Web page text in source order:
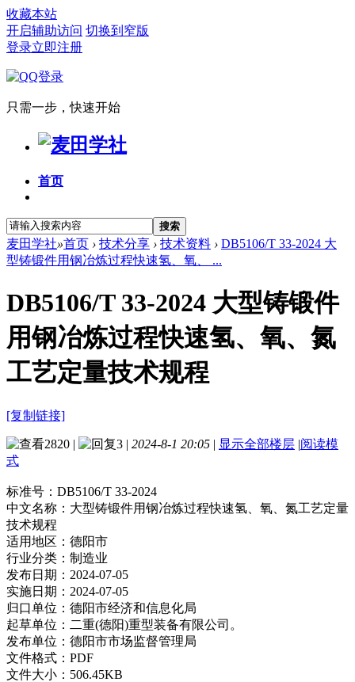
收藏本站
开启辅助访问 切换到窄版
登录立即注册
只需一步，快速开始
首页
搜索
麦田学社»首页 › 技术分享 › 技术资料 › DB5106/T 33-2024 大
型铸锻件用钢冶炼过程快速氢、氧、 ...
DB5106/T 33-2024 大型铸锻件
用钢冶炼过程快速氢、氧、氮
工艺定量技术规程
[复制链接]
2820 | 3 | 2024-8-1 20:05 | 显示全部楼层 |阅读模
式
标准号： DB5106/T 33-2024
中文名称： 大型铸锻件用钢冶炼过程快速氢、氧、氮工艺定量
技术规程
适用地区： 德阳市
行业分类： 制造业
发布日期： 2024-07-05
实施日期： 2024-07-05
归口单位： 德阳市经济和信息化局
起草单位： 二重(德阳)重型装备有限公司。
发布单位： 德阳市市场监督管理局
文件格式： PDF
文件大小： 506.45KB